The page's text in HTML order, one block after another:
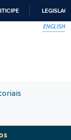
ENGLISH